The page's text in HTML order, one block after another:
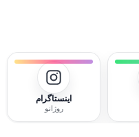
اینستاگرام
روژانو